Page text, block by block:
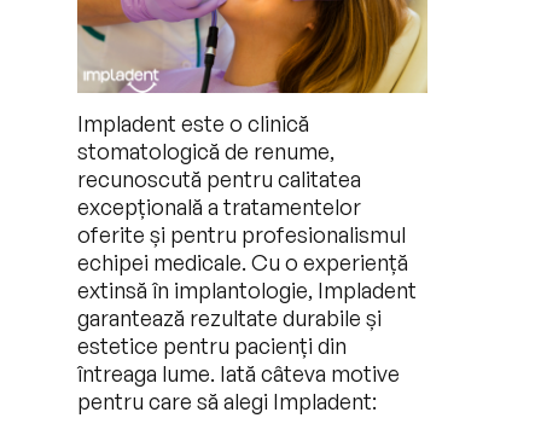
Impladent este o clinică
stomatologică de renume,
recunoscută pentru calitatea
excepțională a tratamentelor
oferite și pentru profesionalismul
echipei medicale. Cu o experiență
extinsă în implantologie, Impladent
garantează rezultate durabile și
estetice pentru pacienți din
întreaga lume. Iată câteva motive
pentru care să alegi Impladent: